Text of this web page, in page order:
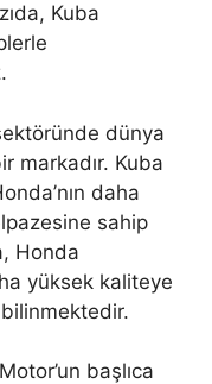
Kuba
dünya
markadır. Kuba
daha
sahip
Honda
yüksek kaliteye
başlıca